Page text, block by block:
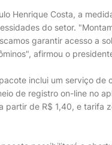
Henrique Costa, a
do setor.
garantir acesso a
afirmou o
inclui um serviço
de registro on-line no
partir de R$ 1,40, e tarifa